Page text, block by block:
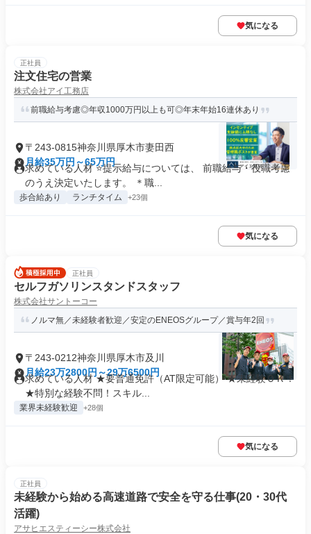
気になる
正社員
注文住宅の営業
株式会社アイ工務店
前職給与考慮◎年収1000万円以上も可◎年末年始16連休あり
〒243-0815神奈川県厚木市妻田西
月給35万円～65万円
求めている人材 ⭐提示給与については、 前職給与・役職考慮
のうえ決定いたします。 ＊職...
歩合給あり ランチタイム +23個
気になる
正社員
セルフガソリンスタンドスタッフ
株式会社サントーコー
ノルマ無／未経験者歓迎／安定のENEOSグループ／賞与年2回
〒243-0212神奈川県厚木市及川
月給23万2800円～29万6500円
求めている人材 ★要普通免許（AT限定可能） ★未経験ＯＫ！
★特別な経験不問！スキル...
業界未経験歓迎 +28個
気になる
正社員
未経験から始める高速道路で安全を守る仕事(20・30代
活躍)
アサヒエスティーシー株式会社